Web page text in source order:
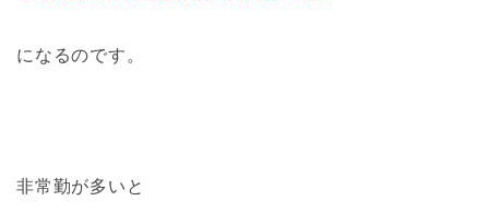
になるのです。
非常勤が多いと